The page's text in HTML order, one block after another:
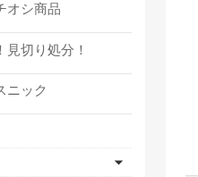
オシ商品
見切り処分！
ニック